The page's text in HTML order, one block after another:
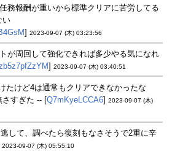
務報酬が重いから標準クリアに苦労してる
い
] 2023-09-07 (木) 03:23:56
が周回して強化できれば多少やる気になれ
] 2023-09-07 (木) 03:40:51
たけど4は通常もクリアできなかったな
さすぎた -- [Q7mKyeLCCA6] 2023-09-07 (木)
して、調べたら復刻もなさそうで2重に辛
2023-09-07 (木) 05:55:10